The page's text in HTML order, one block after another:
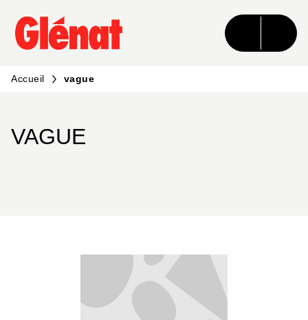
MENU RECHERCHE CONTENU
PIED DE PAGE
Accueil vague
VAGUE